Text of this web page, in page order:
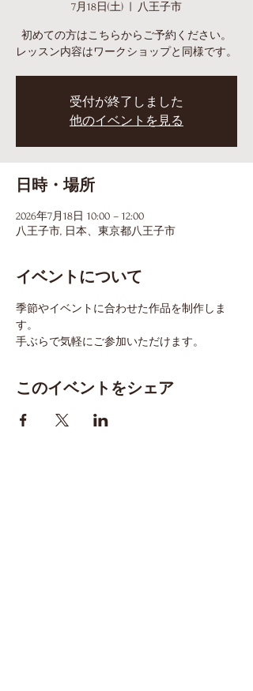
7月18日(土) 八王子市
初めての方はこちらからご予約ください。
レッスン内容はワークショップと同様です。
受付が終了しました
他のイベントを見る
日時・場所
2026年7月18日 10:00 – 12:00
八王子市, 日本、東京都八王子市
イベントについて
季節やイベントに合わせた作品を制作しま
す。
手ぶらで気軽にご参加いただけます。
このイベントをシェア